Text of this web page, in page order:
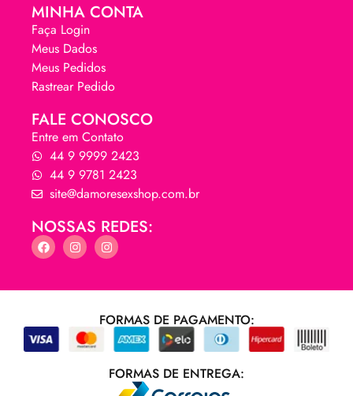
MINHA CONTA
Faça Login
Meus Dados
Meus Pedidos
Rastrear Pedido
FALE CONOSCO
Entre em Contato
44 9 9999 2423
44 9 9781 2423
site@damoresexshop.com.br
NOSSAS REDES:
FORMAS DE PAGAMENTO:
FORMAS DE ENTREGA: